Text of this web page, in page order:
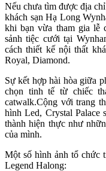
Nếu chưa tìm được địa
khách sạn Hạ Long
khi bạn vừa tham gia lễ
sảnh tiệc cưới tại
cách thiết kế nội thất
Royal, Diamond.
Sự kết hợp hài hòa giữa
chọn tinh tế từ chiếc
catwalk.Cộng với trang
hình Led, Crystal Palace
thành hiện thực như
của mình.
Một số hình ảnh tổ chức
Legend Halong: